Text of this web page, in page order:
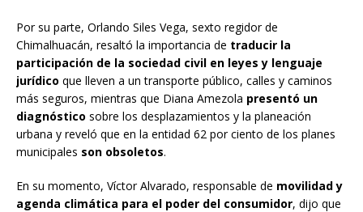
​Por su parte, Orlando Siles Vega, sexto regidor de
Chimalhuacán, resaltó la importancia de traducir la
participación de la sociedad civil en leyes y lenguaje
jurídico que lleven a un transporte público, calles y caminos
más seguros, mientras que Diana Amezola presentó un
diagnóstico sobre los desplazamientos y la planeación
urbana y reveló que en la entidad 62 por ciento de los planes
municipales son obsoletos.
​En su momento, Víctor Alvarado, responsable de movilidad y
agenda climática para el poder del consumidor, dijo que